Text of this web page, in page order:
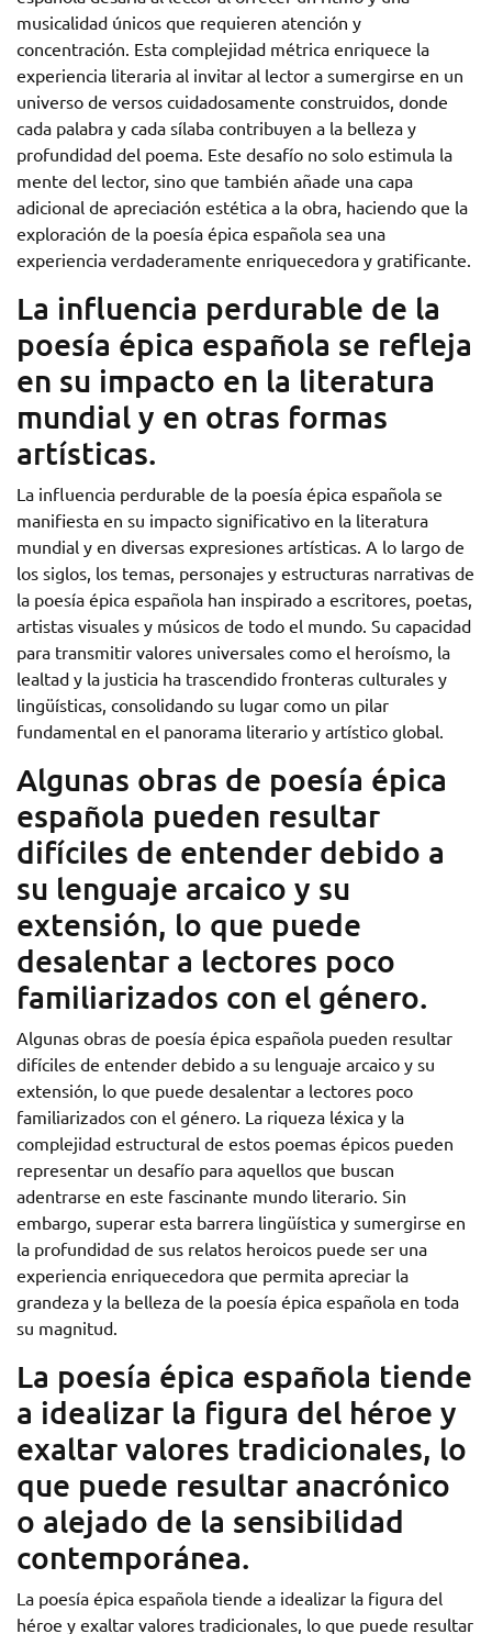
musicalidad únicos que requieren atención y
concentración. Esta complejidad métrica enriquece la
experiencia literaria al invitar al lector a sumergirse en un
universo de versos cuidadosamente construidos, donde
cada palabra y cada sílaba contribuyen a la belleza y
profundidad del poema. Este desafío no solo estimula la
mente del lector, sino que también añade una capa
adicional de apreciación estética a la obra, haciendo que la
exploración de la poesía épica española sea una
experiencia verdaderamente enriquecedora y gratificante.
La influencia perdurable de la
poesía épica española se refleja
en su impacto en la literatura
mundial y en otras formas
artísticas.
La influencia perdurable de la poesía épica española se
manifiesta en su impacto significativo en la literatura
mundial y en diversas expresiones artísticas. A lo largo de
los siglos, los temas, personajes y estructuras narrativas de
la poesía épica española han inspirado a escritores, poetas,
artistas visuales y músicos de todo el mundo. Su capacidad
para transmitir valores universales como el heroísmo, la
lealtad y la justicia ha trascendido fronteras culturales y
lingüísticas, consolidando su lugar como un pilar
fundamental en el panorama literario y artístico global.
Algunas obras de poesía épica
española pueden resultar
difíciles de entender debido a
su lenguaje arcaico y su
extensión, lo que puede
desalentar a lectores poco
familiarizados con el género.
Algunas obras de poesía épica española pueden resultar
difíciles de entender debido a su lenguaje arcaico y su
extensión, lo que puede desalentar a lectores poco
familiarizados con el género. La riqueza léxica y la
complejidad estructural de estos poemas épicos pueden
representar un desafío para aquellos que buscan
adentrarse en este fascinante mundo literario. Sin
embargo, superar esta barrera lingüística y sumergirse en
la profundidad de sus relatos heroicos puede ser una
experiencia enriquecedora que permita apreciar la
grandeza y la belleza de la poesía épica española en toda
su magnitud.
La poesía épica española tiende
a idealizar la figura del héroe y
exaltar valores tradicionales, lo
que puede resultar anacrónico
o alejado de la sensibilidad
contemporánea.
La poesía épica española tiende a idealizar la figura del
héroe y exaltar valores tradicionales, lo que puede resultar